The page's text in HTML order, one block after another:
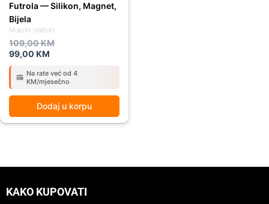
Mobilni telefoni
Futrola — Silikon, Magnet,
Bijela
109,00KM
99,00 KM
Na rate već od 4
KM/mjesečno
Dodaj u korpu
KAKO KUPOVATI